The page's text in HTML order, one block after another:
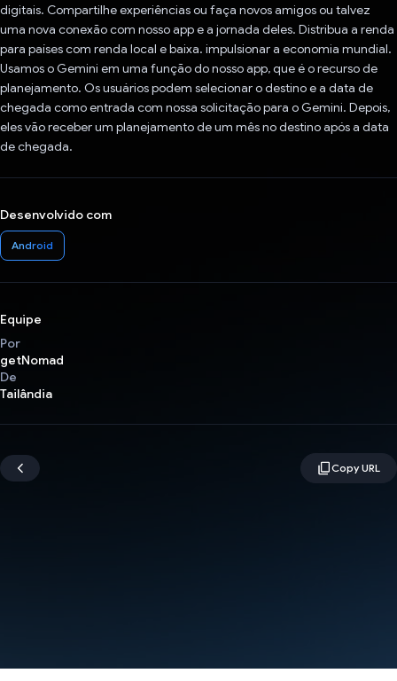
digitais. Compartilhe experiências ou faça novos amigos ou talvez
uma nova conexão com nosso app e a jornada deles. Distribua a renda
para países com renda local e baixa. impulsionar a economia mundial.
Usamos o Gemini em uma função do nosso app, que é o recurso de
planejamento. Os usuários podem selecionar o destino e a data de
chegada como entrada com nossa solicitação para o Gemini. Depois,
eles vão receber um planejamento de um mês no destino após a data
de chegada.
Desenvolvido com
Android
Equipe
Por
getNomad
De
Tailândia